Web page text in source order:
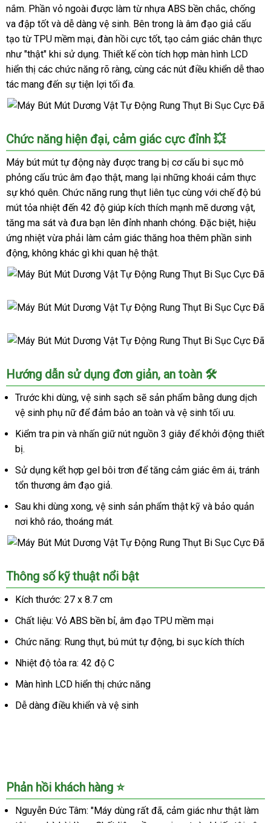
nắm. Phần vỏ ngoài được làm từ nhựa ABS bền chắc, chống
va đập tốt và dễ dàng vệ sinh. Bên trong là âm đạo giả cấu
tạo từ TPU mềm mại, đàn hồi cực tốt, tạo cảm giác chân thực
như "thật" khi sử dụng. Thiết kế còn tích hợp màn hình LCD
hiển thị các chức năng rõ ràng, cùng các nút điều khiển dễ thao
tác mang đến sự tiện lợi tối đa.
Máy
Bút
Mút
Dương
Vật
Tự
Động
Rung
Thụt
Bi
Sục
Cực
Chức năng hiện đại, cảm giác cực đỉnh 💥
Máy bút mút tự động này được trang bị cơ cấu bi sục mô
phỏng cấu trúc âm đạo thật, mang lại những khoái cảm thực
sự khó quên. Chức năng rung thụt liên tục cùng với chế độ bú
mút tỏa nhiệt đến 42 độ giúp kích thích mạnh mẽ dương vật,
tăng ma sát và đưa bạn lên đỉnh nhanh chóng. Đặc biệt, hiệu
ứng nhiệt vừa phải làm cảm giác thăng hoa thêm phần sinh
động, không khác gì khi quan hệ thật.
Máy
Bút
Dương
Tự
Động
Rung
Thụt
Bi
Sục
Cực
Máy
Bút
Dương
Vật
Tự
Động
Rung
Thụt
Bi
Sục
Cực
Đã
Máy
Bút
Mút
Dương
Vật
Tự
Động
Thụt
Bi
Cực
Đã
Hướng dẫn sử dụng đơn giản, an toàn 🛠️
Trước khi dùng, vệ sinh sạch sẽ sản phẩm bằng dung dịch
vệ sinh phụ nữ để đảm bảo an toàn và vệ sinh tối ưu.
Kiểm tra pin và nhấn giữ nút nguồn 3 giây để khởi động thiết
bị.
Sử dụng kết hợp gel bôi trơn để tăng cảm giác êm ái, tránh
tổn thương âm đạo giả.
Sau khi dùng xong, vệ sinh sản phẩm thật kỹ và bảo quản
nơi khô ráo, thoáng mát.
Máy
Bút
Mút
Vật
Động
Rung
Bi
Sục
Thông số kỹ thuật nổi bật
Kích thước: 27 x 8.7 cm
Chất liệu: Vỏ ABS bền bỉ, âm đạo TPU mềm mại
Chức năng: Rung thụt, bú mút tự động, bi sục kích thích
Nhiệt độ tỏa ra: 42 độ C
Màn hình LCD hiển thị chức năng
Dễ dàng điều khiển và vệ sinh
Phản hồi khách hàng ⭐️
Nguyễn Đức Tâm: "Máy dùng rất đã, cảm giác như thật làm